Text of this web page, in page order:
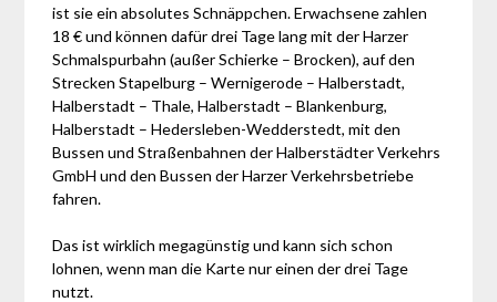
ist sie ein absolutes Schnäppchen. Erwachsene zahlen
18 € und können dafür drei Tage lang mit der Harzer
Schmalspurbahn (außer Schierke – Brocken), auf den
Strecken Stapelburg – Wernigerode – Halberstadt,
Halberstadt – Thale, Halberstadt – Blankenburg,
Halberstadt – Hedersleben-Wedderstedt, mit den
Bussen und Straßenbahnen der Halberstädter Verkehrs
GmbH und den Bussen der Harzer Verkehrsbetriebe
fahren.
Das ist wirklich megagünstig und kann sich schon
lohnen, wenn man die Karte nur einen der drei Tage
nutzt.